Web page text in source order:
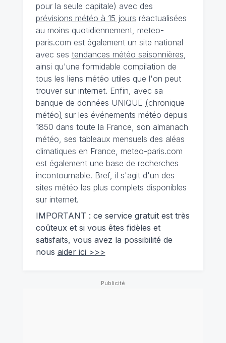
pour la seule capitale) avec des
prévisions météo à 15 jours réactualisées
au moins quotidiennement, meteo-
paris.com est également un site national
avec ses tendances météo saisonnières
ainsi qu'une formidable compilation de
tous les liens météo utiles que l'on peut
trouver sur internet. Enfin, avec sa
banque de données UNIQUE (chronique
météo) sur les événements météo depuis
1850 dans toute la France, son almanach
météo, ses tableaux mensuels des aléas
climatiques en France, meteo-paris.com
est également une base de recherches
incontournable. Bref, il s'agit d'un des
sites météo les plus complets disponibles
sur internet.
IMPORTANT : ce service gratuit est très
coûteux et si vous êtes fidèles et
satisfaits, vous avez la possibilité de
nous aider ici >>>